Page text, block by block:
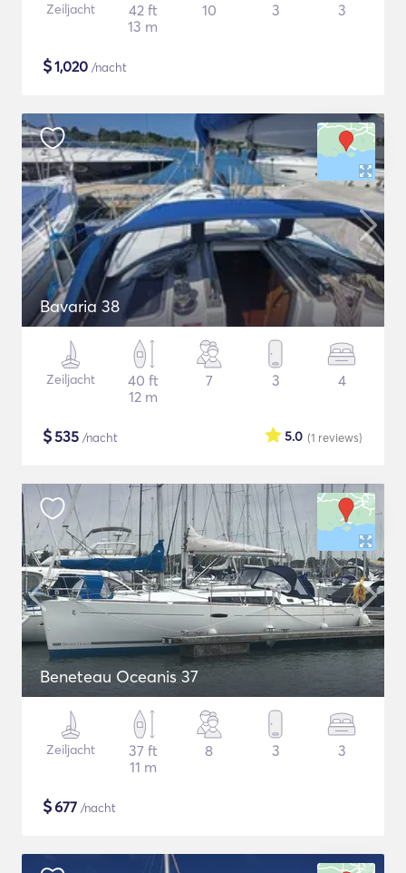
Zeiljacht
42 ft
13 m
10 3 3
$1,020 /nacht
Bavaria 38
Zeiljacht
40 ft
12 m
7 3 4
$535 /nacht (1 reviews)
5.0
Beneteau Oceanis 37
Zeiljacht
37 ft
11 m
8 3 3
$677 /nacht